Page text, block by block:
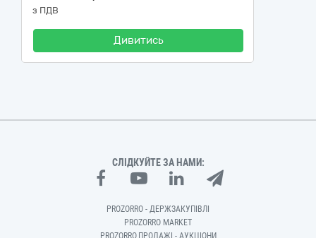
з ПДВ
Дивитись
СЛІДКУЙТЕ ЗА НАМИ:
PROZORRO - ДЕРЖЗАКУПІВЛІ
PROZORRO MARKET
PROZORRO.ПРОДАЖІ - АУКЦІОНИ